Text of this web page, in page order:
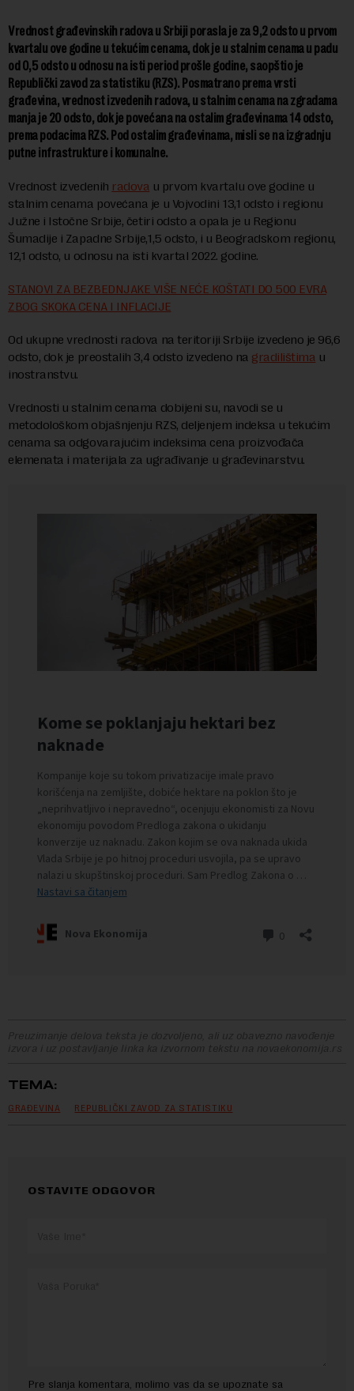
Vrednost građevinskih radova u Srbiji porasla je za 9,2 odsto u prvom
kvartalu ove godine u tekućim cenama, dok je u stalnim cenama u padu
od 0,5 odsto u odnosu na isti period prošle godine, saopštio je
Republički zavod za statistiku (RZS). Posmatrano prema vrsti
građevina, vrednost izvedenih radova, u stalnim cenama na zgradama
manja je 20 odsto, dok je povećana na ostalim građevinama 14 odsto,
prema podacima RZS. Pod ostalim građevinama, misli se na izgradnju
putne infrastrukture i komunalne.
Vrednost izvedenih radova u prvom kvartalu ove godine u
stalnim cenama povećana je u Vojvodini 13,1 odsto i regionu
Južne i Istočne Srbije, četiri odsto a opala je u Regionu
Šumadije i Zapadne Srbije,1,5 odsto, i u Beogradskom regionu,
12,1 odsto, u odnosu na isti kvartal 2022. godine.
STANOVI ZA BEZBEDNJAKE VIŠE NEĆE KOŠTATI DO 500 EVRA
ZBOG SKOKA CENA I INFLACIJE
Od ukupne vrednosti radova na teritoriji Srbije izvedeno je 96,6
odsto, dok je preostalih 3,4 odsto izvedeno na gradilištima u
inostranstvu.
Vrednosti u stalnim cenama dobijeni su, navodi se u
metodološkom objašnjenju RZS, deljenjem indeksa u tekućim
cenama sa odgovarajućim indeksima cena proizvođača
elemenata i materijala za ugrađivanje u građevinarstvu.
Preuzimanje delova teksta je dozvoljeno, ali uz obavezno navođenje
izvora i uz postavljanje linka ka izvornom tekstu na novaekonomija.rs
TEMA:
GRAĐEVINA REPUBLIČKI ZAVOD ZA STATISTIKU
OSTAVITE ODGOVOR
Pre slanja komentara, molimo vas da se upoznate sa